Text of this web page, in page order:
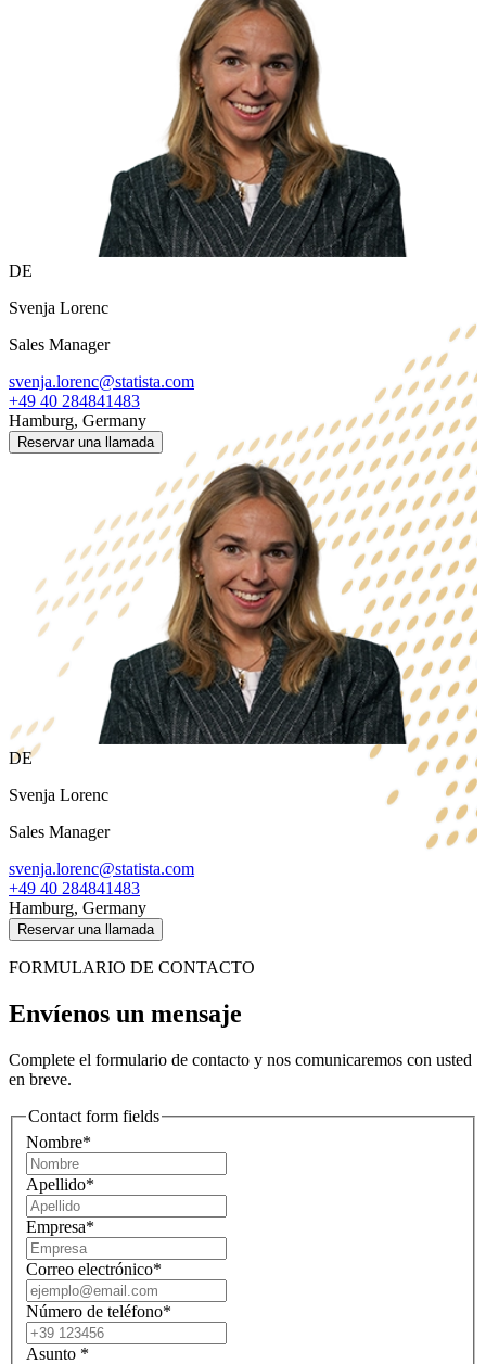
DE
Svenja Lorenc
Sales Manager
svenja.lorenc@statista.com
+49 40 284841483
Hamburg, Germany
Reservar una llamada
DE
Svenja Lorenc
Sales Manager
svenja.lorenc@statista.com
+49 40 284841483
Hamburg, Germany
Reservar una llamada
FORMULARIO DE CONTACTO
Envíenos un mensaje
Complete el formulario de contacto y nos comunicaremos con usted
en breve.
Contact form fields
Nombre*
Apellido*
Empresa*
Correo electrónico*
Número de teléfono*
Asunto *